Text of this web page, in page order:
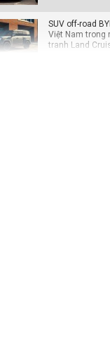
SUV off-road
Việt Nam trong
tranh Land